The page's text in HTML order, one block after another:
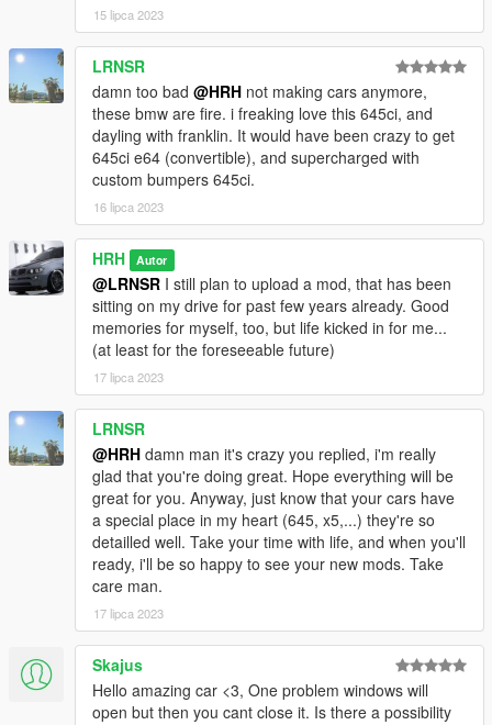
15 lipca 2023
LRNSR
damn too bad @HRH not making cars anymore,
these bmw are fire. i freaking love this 645ci, and
dayling with franklin. It would have been crazy to get
645ci e64 (convertible), and supercharged with
custom bumpers 645ci.
16 lipca 2023
HRH Autor
@LRNSR I still plan to upload a mod, that has been
sitting on my drive for past few years already. Good
memories for myself, too, but life kicked in for me...
(at least for the foreseeable future)
17 lipca 2023
LRNSR
@HRH damn man it's crazy you replied, i'm really
glad that you're doing great. Hope everything will be
great for you. Anyway, just know that your cars have
a special place in my heart (645, x5,...) they're so
detailled well. Take your time with life, and when you'll
ready, i'll be so happy to see your new mods. Take
care man.
17 lipca 2023
Skajus
Hello amazing car <3, One problem windows will
open but then you cant close it. Is there a possibility